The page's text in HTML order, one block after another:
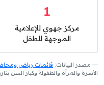
1
مركز جهوي للإعلامية
الموجهة للطفل
مصدر البيانات: قائمات رياض
الأسرة والمرأة والطفولة وكبار السن بتاريخ 2026/08/07 على الساعة